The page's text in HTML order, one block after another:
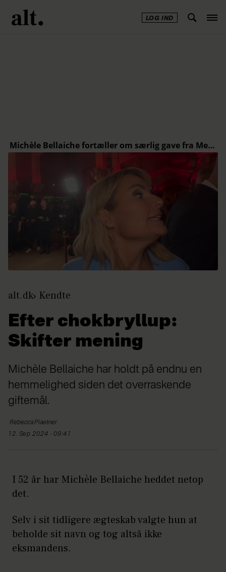
LOG IND
alt.dk Kendte
Efter chokbryllup:
Skifter mening
Michèle Bellaiche har holdt på endnu en
hemmelighed siden det overraskende
giftemål.
RebeccaPlaetner
12. Sep 2024 - 09:41
I 52 år har Michèle Bellaiche heddet netop
det.
Selv i sit tidligere ægteskab valgte hun at
beholde sit navn og tog altså ikke
eksmandens.